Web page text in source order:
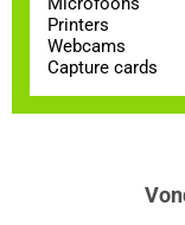
Printers
Webcams
Capture cards